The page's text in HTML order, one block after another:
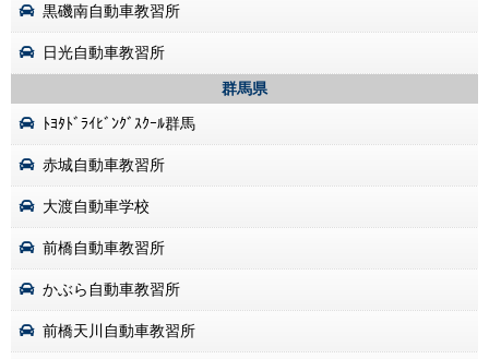
黒磯南自動車教習所
日光自動車教習所
群馬県
ﾄﾖﾀﾄﾞﾗｲﾋﾞﾝｸﾞｽｸｰﾙ群馬
赤城自動車教習所
大渡自動車学校
前橋自動車教習所
かぶら自動車教習所
前橋天川自動車教習所